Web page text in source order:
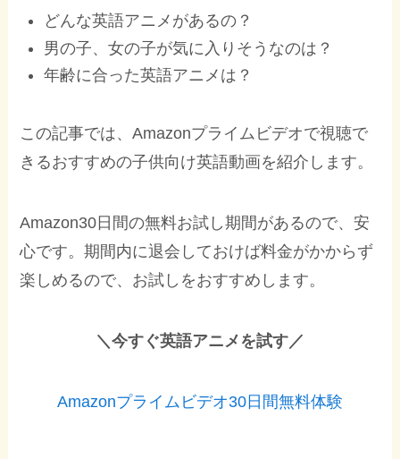
どんな英語アニメがあるの？
男の子、女の子が気に入りそうなのは？
年齢に合った英語アニメは？
この記事では、Amazonプライムビデオで視聴で
きるおすすめの子供向け英語動画を紹介します。
Amazon30日間の無料お試し期間があるので、安
心です。期間内に退会しておけば料金がかからず
楽しめるので、お試しをおすすめします。
＼今すぐ英語アニメを試す／
Amazonプライムビデオ30日間無料体験